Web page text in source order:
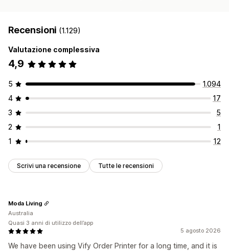
Recensioni (1.129)
Valutazione complessiva
4,9
5
1.094
4
17
3
5
2
1
1
12
Scrivi una recensione Tutte le recensioni
5 agosto 2026
We have been using Vify Order Printer for a long time, and it is
Moda Living
Australia
Quasi 3 anni di utilizzo dell’app